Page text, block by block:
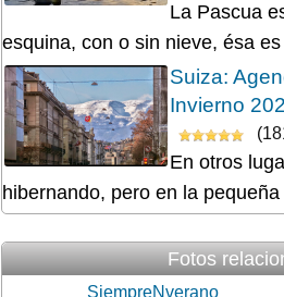
La Pascua
esquina, con o sin nieve, ésa es
Suiza:
Invierno
En otros
hibernando, pero en la
Fotos
SiempreNverano